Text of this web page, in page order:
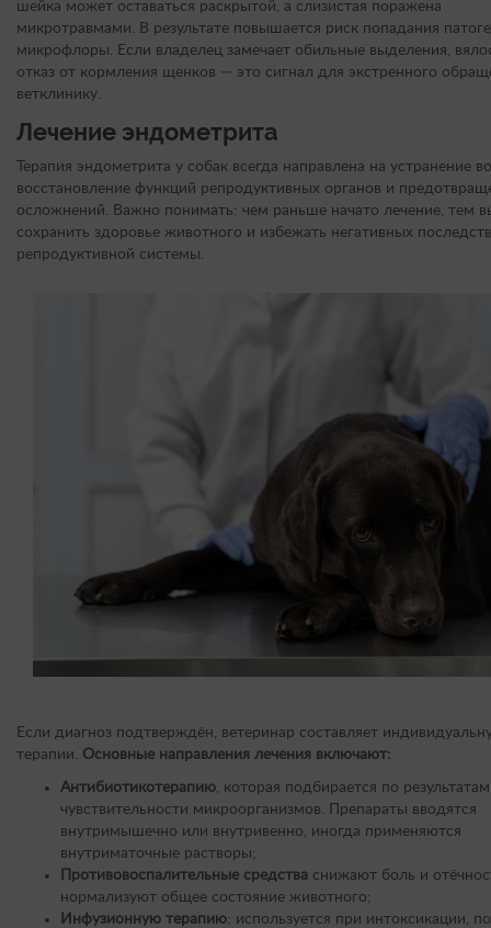
шейка может оставаться раскрытой, а слизистая поражена
микротравмами. В результате повышается риск попадания
микрофлоры. Если владелец замечает обильные выделения,
отказ от кормления щенков — это сигнал для экстренного
ветклинику.
Лечение эндометрита
Терапия эндометрита у собак всегда направлена на устранение
восстановление функций репродуктивных органов и
осложнений. Важно понимать: чем раньше начато лечение, тем
сохранить здоровье животного и избежать негативных
репродуктивной системы.
Если диагноз подтверждён, ветеринар составляет
терапии. Основные направления лечения включают:
Антибиотикотерапию, которая подбирается по
чувствительности микроорганизмов. Препараты вводятся
внутримышечно или внутривенно, иногда применяются
внутриматочные растворы;
Противовоспалительные средства снижают боль и
нормализуют общее состояние животного;
Инфузионную терапию: используется при интоксикации,